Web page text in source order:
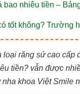
bao nhiêu tiền –
tốt không? Trường
loại răng sứ cao cấp
tiền? vẫn được
khoa Việt Smile